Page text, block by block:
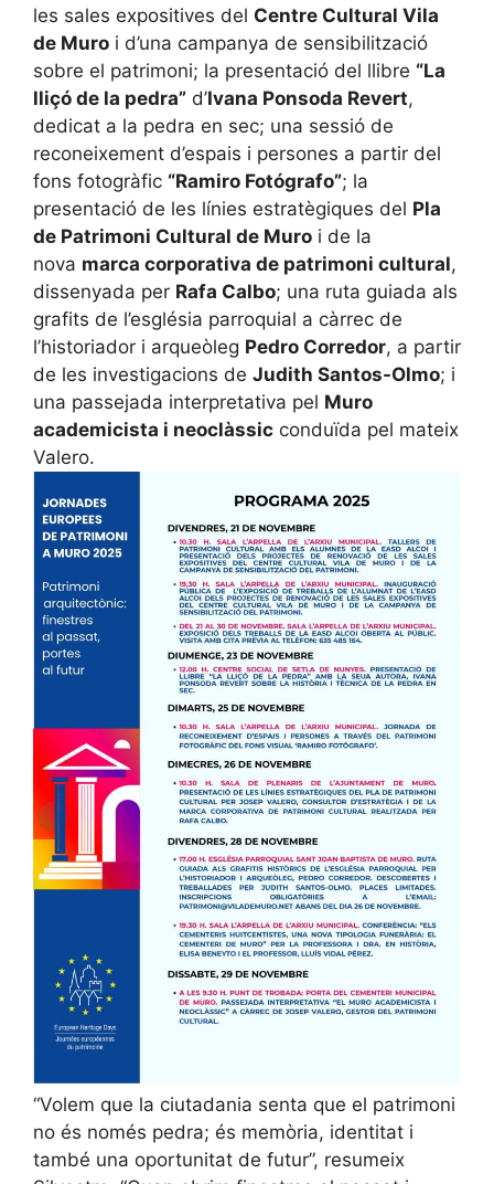
les sales expositives del Centre Cultural Vila
de Muro i d’una campanya de sensibilització
sobre el patrimoni; la presentació del llibre “La
lliçó de la pedra” d’Ivana Ponsoda Revert,
dedicat a la pedra en sec; una sessió de
reconeixement d’espais i persones a partir del
fons fotogràfic “Ramiro Fotógrafo”; la
presentació de les línies estratègiques del Pla
de Patrimoni Cultural de Muro i de la
nova marca corporativa de patrimoni cultural,
dissenyada per Rafa Calbo; una ruta guiada als
grafits de l’església parroquial a càrrec de
l’historiador i arqueòleg Pedro Corredor, a partir
de les investigacions de Judith Santos-Olmo; i
una passejada interpretativa pel Muro
academicista i neoclàssic conduïda pel mateix
Valero.
“Volem que la ciutadania senta que el patrimoni
no és només pedra; és memòria, identitat i
també una oportunitat de futur”, resumeix